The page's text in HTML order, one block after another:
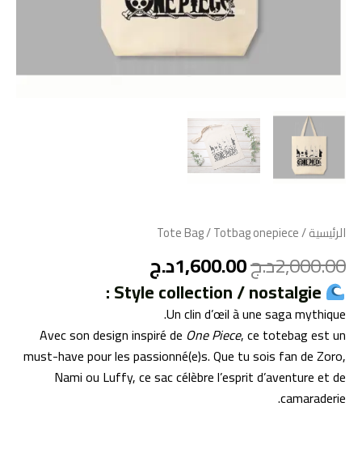
الرئيسية/
Tote Bag/ Totbag onepiece
2,000.00د.ج1,600.00د.ج
Style collection / nostalgie :
Un clin d’œil à une saga mythique.
Avec son design inspiré de One Piece, ce totebag est un
must-have pour les passionné(e)s. Que tu sois fan de Zoro,
Nami ou Luffy, ce sac célèbre l’esprit d’aventure et de
camaraderie.